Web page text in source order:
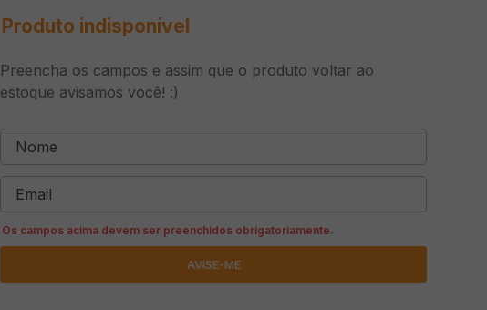
Produto indisponível
Preencha os campos e assim que o produto voltar ao
estoque avisamos você! :)